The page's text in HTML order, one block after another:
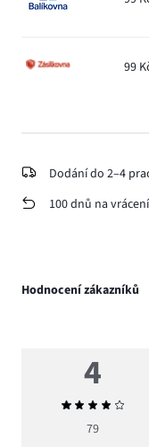
99
Dodání do 2–4
100 dnů na vrácení
Hodnocení zákazníků
4
Průměrné
hodnocení
79